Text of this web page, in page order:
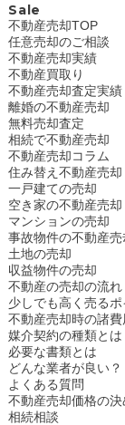
Sale
不動産売却TOP
任意売却のご相談
不動産売却実績
不動産買取り
不動産売却査定実績
離婚の不動産売却
無料売却査定
相続で不動産売却
不動産売却コラム
住み替え不動産売却
一戸建ての売却
空き家の不動産売却
マンションの売却
事故物件の不動産売
土地の売却
収益物件の売却
不動産の売却の流れ
少しでも高く売るポ
不動産売却時の諸費
媒介契約の種類とは
必要な書類とは
どんな業者が良い？
よくある質問
不動産売却価格の決
相続相談